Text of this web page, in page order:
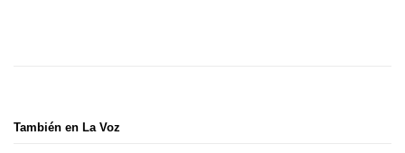
También en La Voz